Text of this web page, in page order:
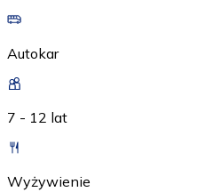
Autokar
7 - 12 lat
Wyżywienie